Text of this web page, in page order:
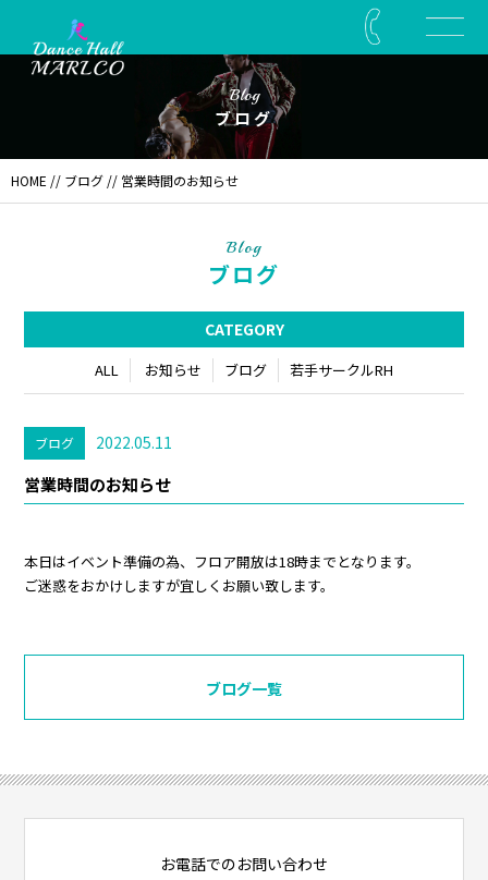
Blog
ブログ
HOME // ブログ // 営業時間のお知らせ
Blog
ブログ
CATEGORY
ALL お知らせ ブログ 若手サークルRH
ブログ 2022.05.11
営業時間のお知らせ
本日はイベント準備の為、フロア開放は18時までとなります。
ご迷惑をおかけしますが宜しくお願い致します。
ブログ一覧
お電話でのお問い合わせ